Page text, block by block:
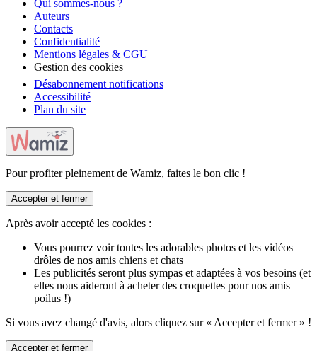
Qui sommes-nous ?
Auteurs
Contacts
Confidentialité
Mentions légales & CGU
Gestion des cookies
Désabonnement notifications
Accessibilité
Plan du site
Pour profiter pleinement de Wamiz, faites le bon clic !
Accepter et fermer
Après avoir accepté les cookies :
Vous pourrez voir toutes les adorables photos et les vidéos
drôles de nos amis chiens et chats
Les publicités seront plus sympas et adaptées à vos besoins (et
elles nous aideront à acheter des croquettes pour nos amis
poilus !)
Si vous avez changé d'avis, alors cliquez sur « Accepter et fermer » !
Accepter et fermer